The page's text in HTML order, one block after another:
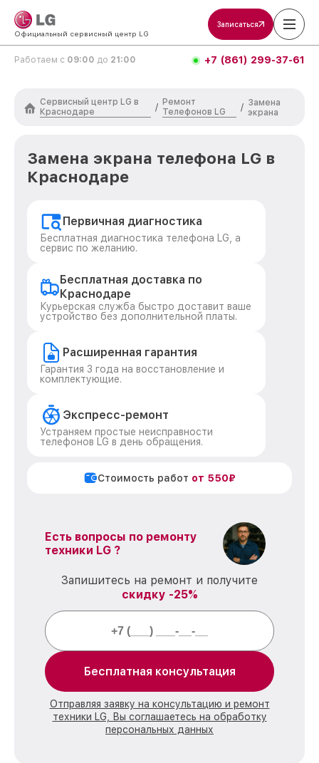
Официальный сервисный центр LG
Записаться
Работаем с 09:00 до 21:00 +7 (861) 299-37-61
Сервисный центр LG в
Краснодаре
/
Ремонт
Телефонов LG
/ Замена
экрана
Замена экрана телефона LG в
Краснодаре
Первичная диагностика
Бесплатная диагностика телефона LG, а
сервис по желанию.
Бесплатная доставка по
Краснодаре
Курьерская служба быстро доставит ваше
устройство без дополнительной платы.
Расширенная гарантия
Гарантия 3 года на восстановление и
комплектующие.
Экспресс-ремонт
Устраняем простые неисправности
телефонов LG в день обращения.
Стоимость работ от 550₽
Есть вопросы по ремонту
техники LG ?
Запишитесь на ремонт и получите
скидку -25%
Бесплатная консультация
Отправляя заявку на консультацию и ремонт
техники LG, Вы соглашаетесь на обработку
персональных данных